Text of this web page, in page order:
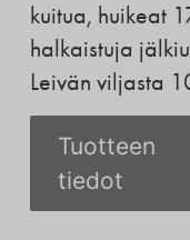
kuitua, huikeat
halkaistuja
Leivän viljasta
Tuotteen
tiedot